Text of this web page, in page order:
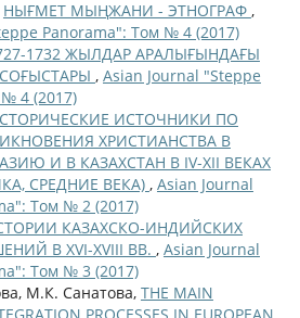
НЫҒМЕТ МЫҢЖАНИ - ЭТНОГРАФ ,
Panorama": Том № 4 (2017)
1732 ЖЫЛДАР АРАЛЫҒЫНДАҒЫ
, Asian Journal "Steppe
4 (2017)
ИСТОЧНИКИ ПО
ХРИСТИАНСТВА В
И В КАЗАХСТАН В IV-XII ВЕКАХ
СРЕДНИЕ ВЕКА) , Asian Journal
Том № 2 (2017)
КАЗАХСКО-ИНДИЙСКИХ
В XVI-XVIII ВВ. , Asian Journal
Том № 3 (2017)
М.К. Санатова, THE MAIN